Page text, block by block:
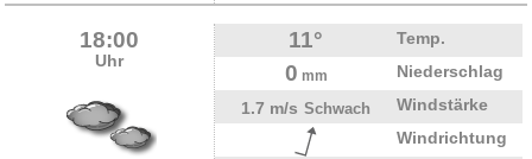
18:00
Uhr
11° Temp.
0 mm
Niederschlag
1.7 m/s Schwach
Windstärke
Windrichtung